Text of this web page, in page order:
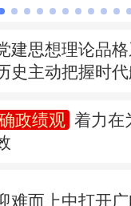
广西 海南
贵州 云南
甘肃
蒙古 黑龙江
建思想理论品
史主动把握时代
政绩观
着力在
难而上中打开